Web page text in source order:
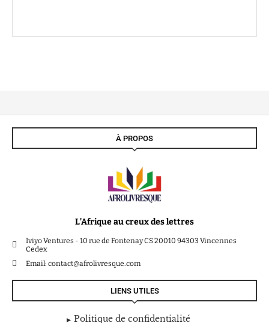
À PROPOS
L’Afrique au creux des lettres
Iviyo Ventures - 10 rue de Fontenay CS 20010 94303 Vincennes
Cedex
Email: contact@afrolivresque.com
LIENS UTILES
Politique de confidentialité